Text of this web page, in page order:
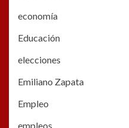
economía
Educación
elecciones
Emiliano Zapata
Empleo
empleos